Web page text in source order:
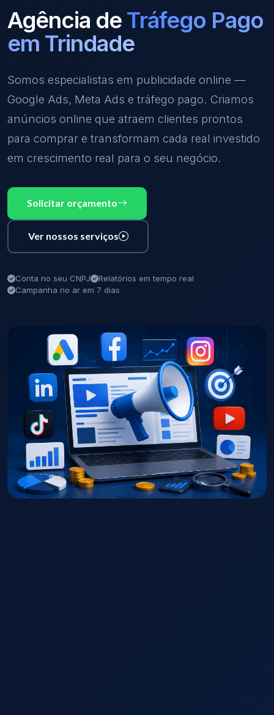
Agência de Tráfego Pago
em Trindade
Somos especialistas em publicidade online —
Google Ads, Meta Ads e tráfego pago. Criamos
anúncios online que atraem clientes prontos
para comprar e transformam cada real investido
em crescimento real para o seu negócio.
Solicitar orçamento
Ver nossos serviços
Conta no seu CNPJ
Relatórios em tempo real
Campanha no ar em 7 dias